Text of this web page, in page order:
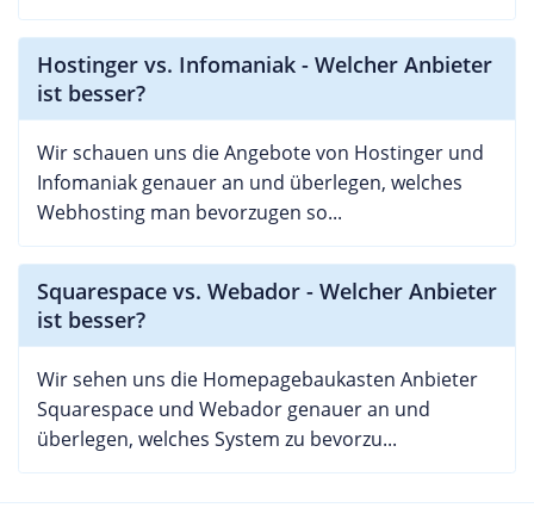
Hostinger vs. Infomaniak - Welcher Anbieter
ist besser?
Wir schauen uns die Angebote von Hostinger und
Infomaniak genauer an und überlegen, welches
Webhosting man bevorzugen so...
Squarespace vs. Webador - Welcher Anbieter
ist besser?
Wir sehen uns die Homepagebaukasten Anbieter
Squarespace und Webador genauer an und
überlegen, welches System zu bevorzu...